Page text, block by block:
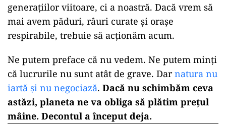
generațiilor viitoare, ci a noastră. Dacă vrem să
mai avem păduri, râuri curate și orașe
respirabile, trebuie să acționăm acum.
Ne putem preface că nu vedem. Ne putem minți
că lucrurile nu sunt atât de grave. Darnatura nu
iartă și nu negociază. Dacă nu schimbăm ceva
astăzi, planeta ne va obliga să plătim prețul
mâine. Decontul a început deja.